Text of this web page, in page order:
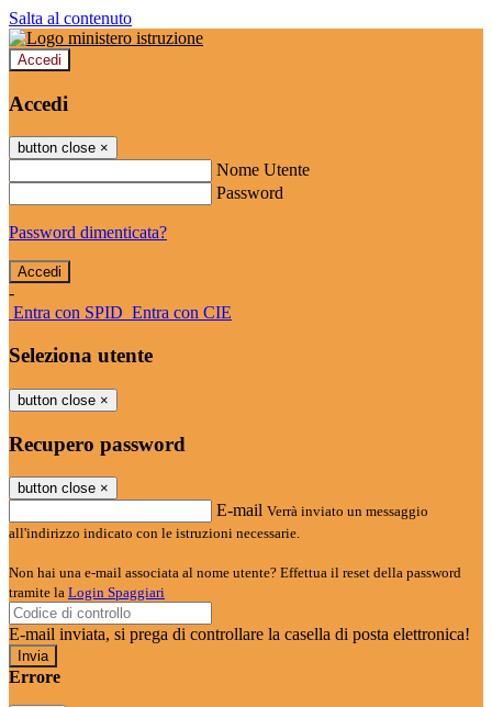
Salta al contenuto
Accedi
Accedi
button close ×
Nome Utente
Password
Password dimenticata?
-
Entra con SPID Entra con CIE
Seleziona utente
button close ×
Recupero password
button close ×
E-mail Verrà inviato un messaggio
all'indirizzo indicato con le istruzioni necessarie.
Non hai una e-mail associata al nome utente? Effettua il reset della password
tramite la Login Spaggiari
E-mail inviata, si prega di controllare la casella di posta elettronica!
Errore